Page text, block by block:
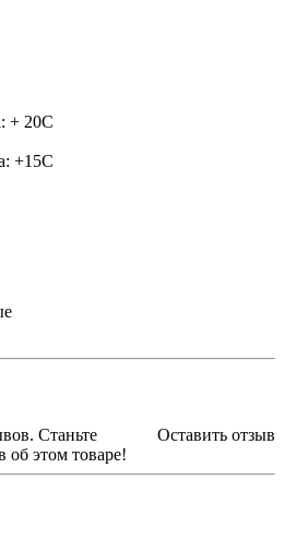
+ 20С
+15С
Оставить отзыв
Станьте
об этом товаре!